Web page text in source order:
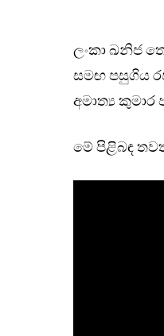
ලංකා ඛනිජ
සමඟ පසුගිය
අමාත්‍ය කුමාර
මේ පිළිබඳ